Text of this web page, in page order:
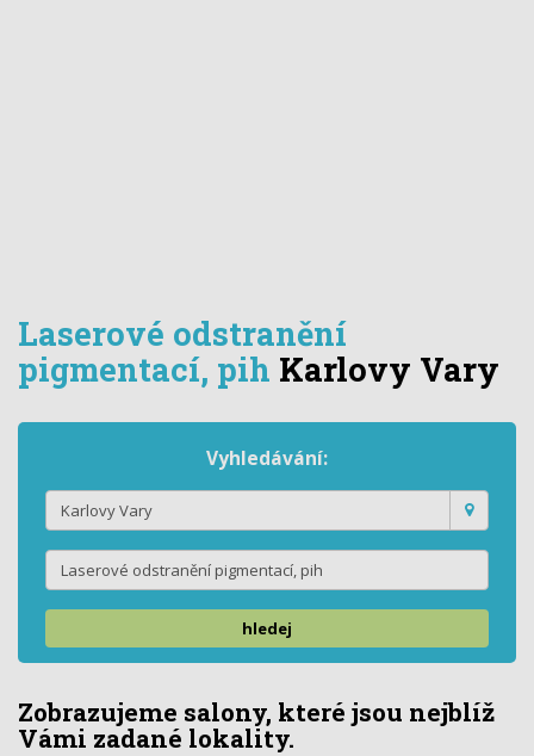
Laserové odstranění
pigmentací, pih Karlovy Vary
Vyhledávání:
hledej
Zobrazujeme salony, které jsou nejblíž
Vámi zadané lokality.